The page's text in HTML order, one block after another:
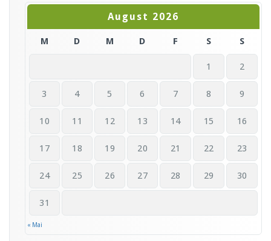
August 2026
M D M D F S S
1 2
3 4 5 6 7 8 9
10 11 12 13 14 15 16
17 18 19 20 21 22 23
24 25 26 27 28 29 30
31
« Mai